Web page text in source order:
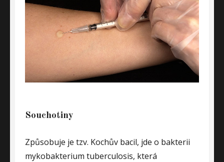
Souchotiny
Způsobuje je tzv. Kochův bacil, jde o bakterii
mykobakterium tuberculosis, která